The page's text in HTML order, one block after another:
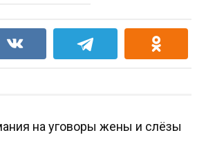
на уговоры жены и слёзы